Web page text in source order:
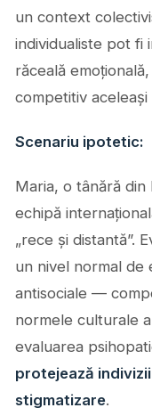
un context
individualiste pot fi
răceală
competitiv
Scenariu ipotetic:
Maria, o tânără
echipă
„rece și distantă”.
un nivel normal de
antisociale —
normele culturale
evaluarea
protejează
stigmatizare.